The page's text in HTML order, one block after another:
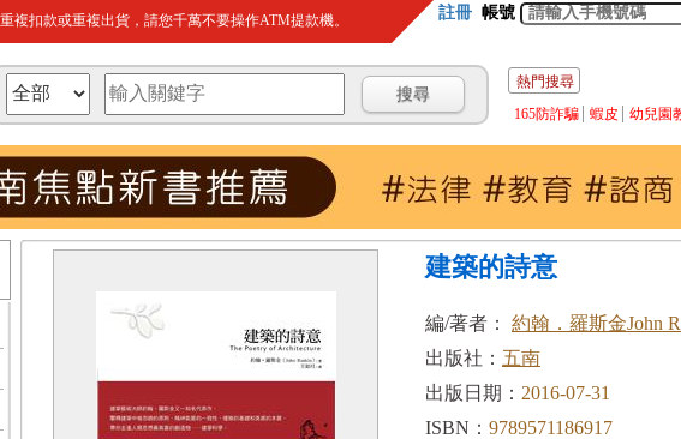
扣款或重複出貨，請您千萬不要操作ATM提款機。 註冊 帳號
熱門搜尋
165防詐騙
蝦皮 幼兒園
建築的詩意
編/著者： 約翰．羅斯金John
出版社： 五南
出版日期： 2016-07-31
ISBN： 9789571186917